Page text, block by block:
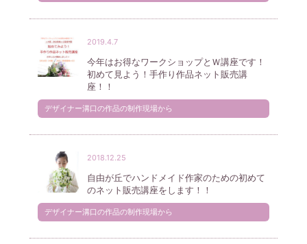
2019.4.7
今年はお得なワークショップとＷ講座です！
初めて見よう！手作り作品ネット販売講
座！！
デザイナー溝口の作品の制作現場から
2018.12.25
自由が丘でハンドメイド作家のための初めて
のネット販売講座をします！！
デザイナー溝口の作品の制作現場から